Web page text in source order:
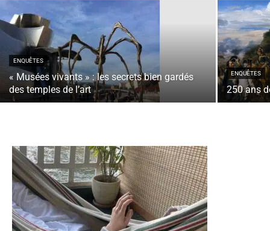
ENQUÊTES
« Musées vivants » : les secrets bien gardés
des temples de l’art
ENQUÊTES
250 ans